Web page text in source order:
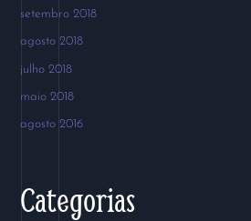
setembro 2018
agosto 2018
julho 2018
maio 2018
agosto 2016
Categorias